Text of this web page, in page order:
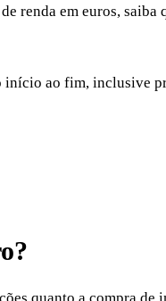
renda em euros,
ao fim, inclusive